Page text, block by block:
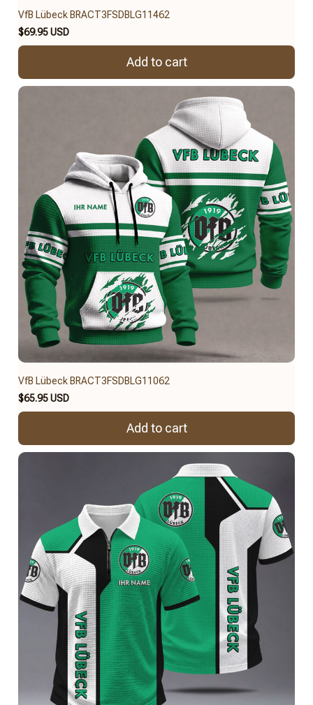
VfB Lübeck BRACT3FSDBLG11462
$69.95 USD
Add to cart
VfB Lübeck BRACT3FSDBLG11062
$65.95 USD
Add to cart